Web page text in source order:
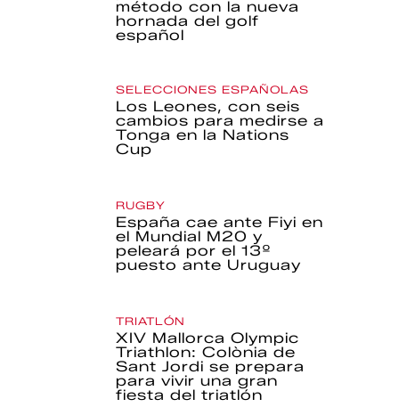
método con la nueva
hornada del golf
español
SELECCIONES ESPAÑOLAS
Los Leones, con seis
cambios para medirse a
Tonga en la Nations
Cup
RUGBY
España cae ante Fiyi en
el Mundial M20 y
peleará por el 13º
puesto ante Uruguay
TRIATLÓN
XIV Mallorca Olympic
Triathlon: Colònia de
Sant Jordi se prepara
para vivir una gran
fiesta del triatlón